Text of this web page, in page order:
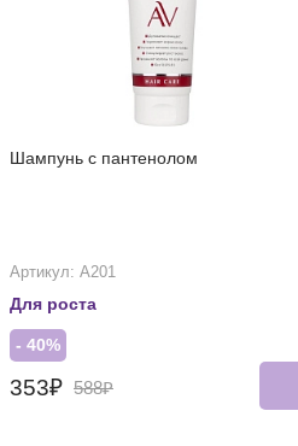
Шампунь с пантенолом
Артикул: А201
Для роста
- 40%
353₽ 588₽